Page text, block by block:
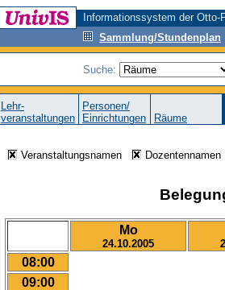
Informationssystem der
Sammlung/Stundenplan
Suche:
Lehr-
veranstaltungen
Personen/
Einrichtungen
Räume
Veranstaltungsnamen
Mo
24.10.2005
08:00
09:00